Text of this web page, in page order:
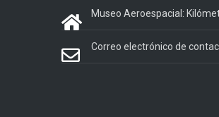
Museo Aeroespacial:
Correo electrónico de